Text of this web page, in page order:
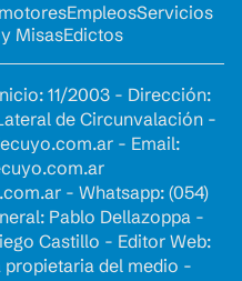
EmpleosServicios
MisasEdictos
11/2003 - Dirección:
de Circunvalación -
- Email:
- Whatsapp: (054)
Pablo Dellazoppa -
Castillo - Editor Web:
del medio -